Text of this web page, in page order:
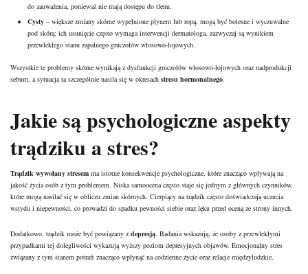
do zauważenia, ponieważ nie mają dostępu do tlenu,
Cysty – większe zmiany skórne wypełnione płynem lub ropą, mogą być bolesne i wyczuwalne
pod skórą; ich usunięcie często wymaga interwencji dermatologa, zazwyczaj są wynikiem
przewlekłego stanu zapalnego gruczołów włosowo-łojowych.
Wszystkie te problemy skórne wynikają z dysfunkcji gruczołów włosowo-łojowych oraz nadprodukcji
sebum, a sytuacja ta szczególnie nasila się w okresach stresu hormonalnego
Jakie są psychologiczne aspekty
trądziku a stres?
Trądzik wywołany stresem ma istotne konsekwencje psychologiczne, które znacząco wpływają na
jakość życia osób z tym problemem. Niska samoocena często staje się jednym z głównych czynników,
które mogą nasilać się w obliczu zmian skórnych. Cierpiący na trądzik często doświadczają uczucia
wstydu i niepewności, co prowadzi do spadku pewności siebie oraz lęku przed oceną ze strony innych.
Dodatkowo, trądzik może być powiązany z depresją . Badania wskazują, że osoby z przewlekłymi
przypadkami tej dolegliwości wykazują wyższy poziom depresyjnych objawów. Emocjonalny stres
związany z tym stanem potrafi znacząco wpłynąć na codzienne życie oraz relacje międzyludzkie.